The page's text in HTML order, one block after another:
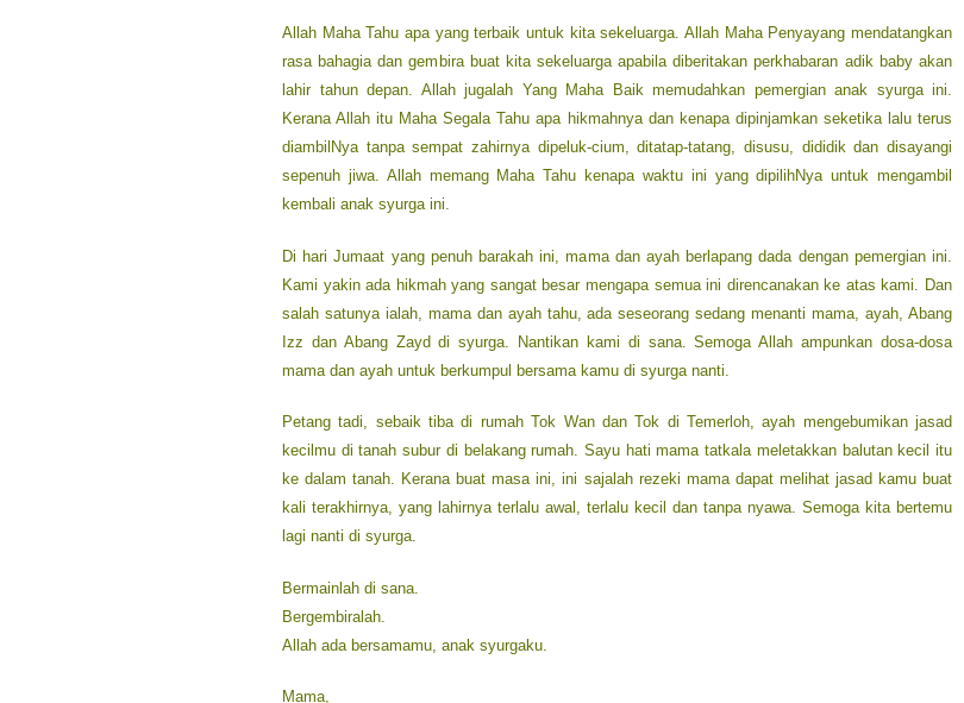
Allah Maha Tahu apa yang terbaik untuk kita sekeluarga. Allah Maha Penyayang mendatangkan
rasa bahagia dan gembira buat kita sekeluarga apabila diberitakan perkhabaran adik baby akan
lahir tahun depan. Allah jugalah Yang Maha Baik memudahkan pemergian anak syurga ini.
Kerana Allah itu Maha Segala Tahu apa hikmahnya dan kenapa dipinjamkan seketika lalu terus
diambilNya tanpa sempat zahirnya dipeluk-cium, ditatap-tatang, disusu, dididik dan disayangi
sepenuh jiwa. Allah memang Maha Tahu kenapa waktu ini yang dipilihNya untuk mengambil
kembali anak syurga ini.
Di hari Jumaat yang penuh barakah ini, mama dan ayah berlapang dada dengan pemergian ini.
Kami yakin ada hikmah yang sangat besar mengapa semua ini direncanakan ke atas kami. Dan
salah satunya ialah, mama dan ayah tahu, ada seseorang sedang menanti mama, ayah, Abang
Izz dan Abang Zayd di syurga. Nantikan kami di sana. Semoga Allah ampunkan dosa-dosa
mama dan ayah untuk berkumpul bersama kamu di syurga nanti.
Petang tadi, sebaik tiba di rumah Tok Wan dan Tok di Temerloh, ayah mengebumikan jasad
kecilmu di tanah subur di belakang rumah. Sayu hati mama tatkala meletakkan balutan kecil itu
ke dalam tanah. Kerana buat masa ini, ini sajalah rezeki mama dapat melihat jasad kamu buat
kali terakhirnya, yang lahirnya terlalu awal, terlalu kecil dan tanpa nyawa. Semoga kita bertemu
lagi nanti di syurga.
Bermainlah di sana.
Bergembiralah.
Allah ada bersamamu, anak syurgaku.
Mama,